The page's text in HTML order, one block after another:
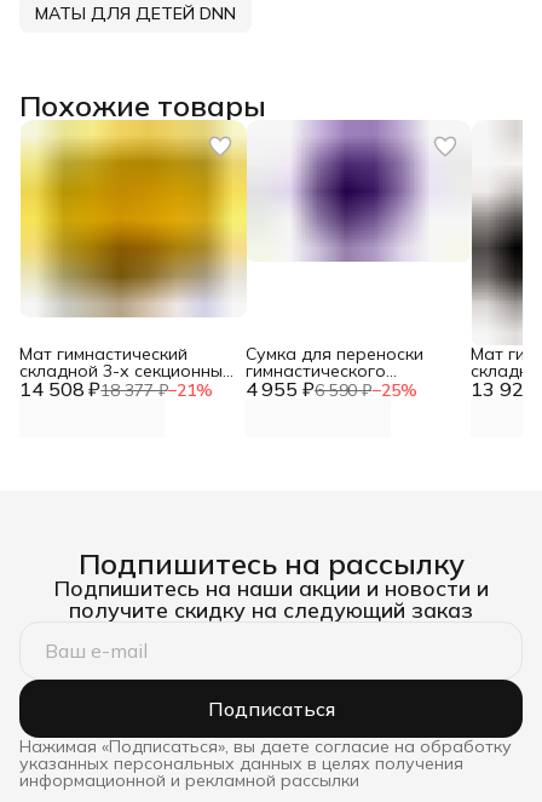
МАТЫ ДЛЯ ДЕТЕЙ DNN
Похожие товары
14 508 ₽18 377 ₽−21%
Мат гимнастический
складной 3-х секционный
150*100*10 DNN 4 955 ₽6 590 ₽−25%
Сумка для переноски
гимнастического
складного мата DNN 13 921
Мат
Подпишитесь на рассылку
Подпишитесь на наши акции и новости и
получите скидку на следующий заказ
Подписаться
Нажимая «Подписаться», вы даете согласие на обработку
указанных персональных данных в целях получения
информационной и рекламной рассылки